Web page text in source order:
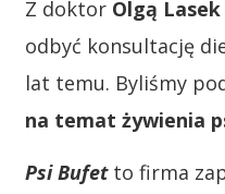
Z doktor Olgą Lasek
odbyć konsultację
lat temu. Byliśmy
na temat żywienia
Psi Bufetto firma